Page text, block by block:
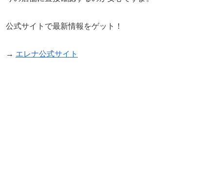
公式サイトで最新情報をゲット！
→ エレナ公式サイト